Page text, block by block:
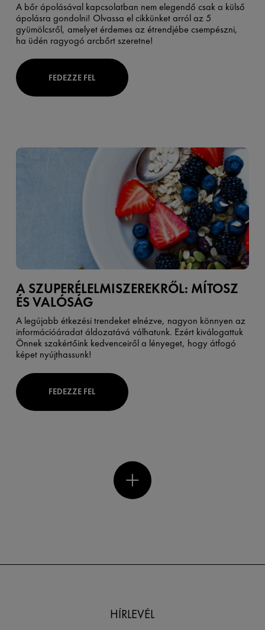
A bőr ápolásával kapcsolatban nem elegendő csak a külső
ápolásra gondolni! Olvassa el cikkünket arról az 5
gyümölcsről, amelyet érdemes az étrendjébe csempészni,
ha üdén ragyogó arcbőrt szeretne!
FEDEZZE FEL
A SZUPERÉLELMISZEREKRŐL: MÍTOSZ
ÉS VALÓSÁG
A legújabb étkezési trendeket elnézve, nagyon könnyen az
információáradat áldozatává válhatunk. Ezért kiválogattuk
Önnek szakértőink kedvenceiről a lényeget, hogy átfogó
képet nyújthassunk!
FEDEZZE FEL
HÍRLEVÉL